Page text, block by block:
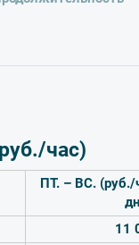
с
индивидуальных
и многого
к вашему
вопросам,
и другие
остановки
час)
ПТ. – ВС.
11